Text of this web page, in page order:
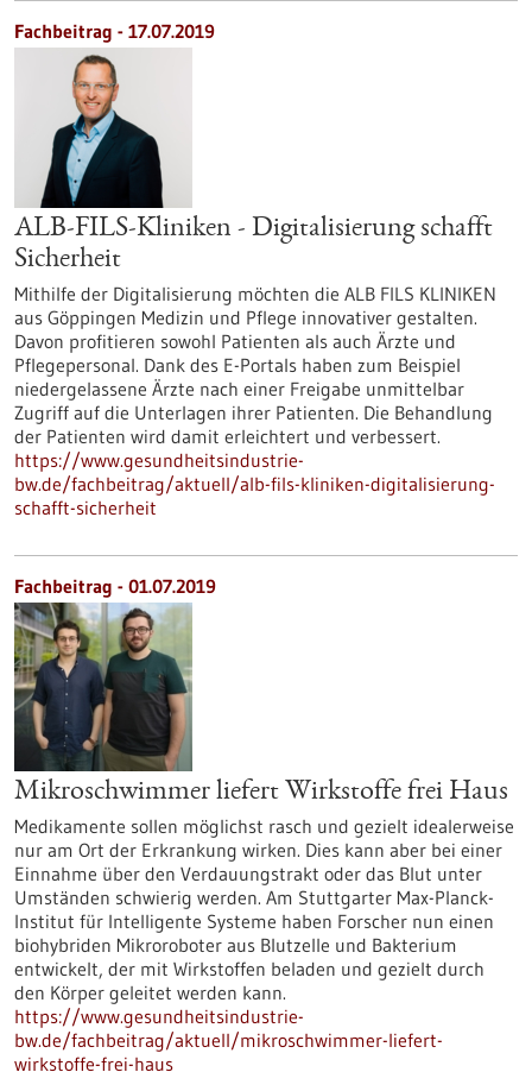
Fachbeitrag - 17.07.2019
ALB-FILS-Kliniken - Digitalisierung schafft
Sicherheit
Mithilfe der Digitalisierung möchten die ALB FILS KLINIKEN
aus Göppingen Medizin und Pflege innovativer gestalten.
Davon profitieren sowohl Patienten als auch Ärzte und
Pflegepersonal. Dank des E-Portals haben zum Beispiel
niedergelassene Ärzte nach einer Freigabe unmittelbar
Zugriff auf die Unterlagen ihrer Patienten. Die Behandlung
der Patienten wird damit erleichtert und verbessert.
https://www.gesundheitsindustrie-
bw.de/fachbeitrag/aktuell/alb-fils-kliniken-digitalisierung-
schafft-sicherheit
Fachbeitrag - 01.07.2019
Mikroschwimmer liefert Wirkstoffe frei Haus
Medikamente sollen möglichst rasch und gezielt idealerweise
nur am Ort der Erkrankung wirken. Dies kann aber bei einer
Einnahme über den Verdauungstrakt oder das Blut unter
Umständen schwierig werden. Am Stuttgarter Max-Planck-
Institut für Intelligente Systeme haben Forscher nun einen
biohybriden Mikroroboter aus Blutzelle und Bakterium
entwickelt, der mit Wirkstoffen beladen und gezielt durch
den Körper geleitet werden kann.
https://www.gesundheitsindustrie-
bw.de/fachbeitrag/aktuell/mikroschwimmer-liefert-
wirkstoffe-frei-haus